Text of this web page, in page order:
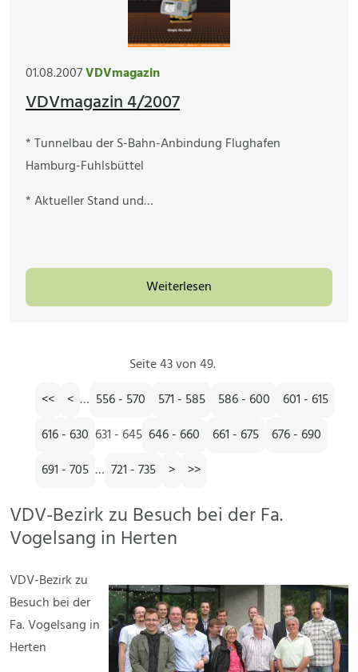
01.08.2007VDVmagazin
VDVmagazin 4/2007
* Tunnelbau der S-Bahn-Anbindung Flughafen
Hamburg-Fuhlsbüttel
* Aktueller Stand und…
Weiterlesen
Seite 43 von 49.
<<
< … 556 - 570 571 - 585 586 - 600
601 - 615
616 - 630 631 - 645 646 - 660 661 - 675
676 - 690
691 - 705 … 721 - 735 > >>
VDV-Bezirk zu Besuch bei der Fa.
Vogelsang in Herten
VDV-Bezirk zu
Besuch bei der
Fa. Vogelsang in
Herten